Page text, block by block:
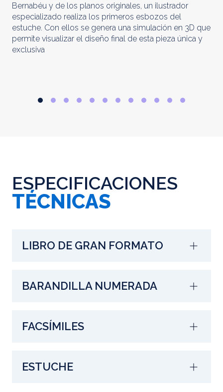
Bernabéu y de los planos originales, un ilustrador
especializado realiza los primeros esbozos del
estuche. Con ellos se genera una simulación en 3D que
permite visualizar el diseño final de esta pieza única y
exclusiva
ESPECIFICACIONES
TÉCNICAS
LIBRO DE GRAN FORMATO
BARANDILLA NUMERADA
FACSÍMILES
ESTUCHE